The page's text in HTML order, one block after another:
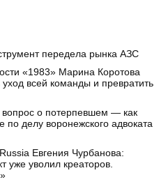
передела рынка АЗС
«1983» Марина Коротова
уход всей команды и превратить
о потерпевшем — как
делу воронежского адвоката
Евгения Чурбанова:
уже уволил креаторов.